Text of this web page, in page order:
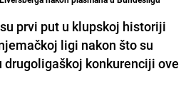
prvi put u klupskoj historiji
ligi nakon što su
konkurenciji ove